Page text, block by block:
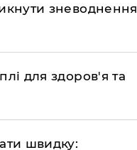
зневоднення
для здоров'я та
швидку: